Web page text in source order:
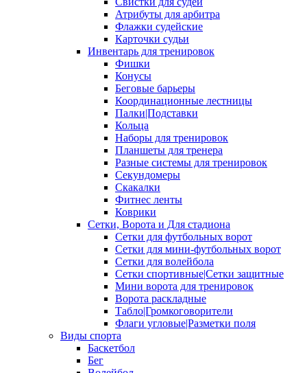
Атрибуты для арбитра
Флажки судейские
Карточки судьи
Инвентарь для тренировок
Фишки
Конусы
Беговые барьеры
Координационные лестницы
Палки|Подставки
Кольца
Наборы для тренировок
Планшеты для тренера
Разные системы для тренировок
Секундомеры
Скакалки
Фитнес ленты
Коврики
Сетки, Ворота и Для стадиона
Сетки для футбольных ворот
Сетки для мини-футбольных ворот
Сетки для волейбола
Сетки спортивные|Сетки защитные
Мини ворота для тренировок
Ворота раскладные
Табло|Громкоговорители
Флаги угловые|Разметки поля
Виды спорта
Баскетбол
Бег